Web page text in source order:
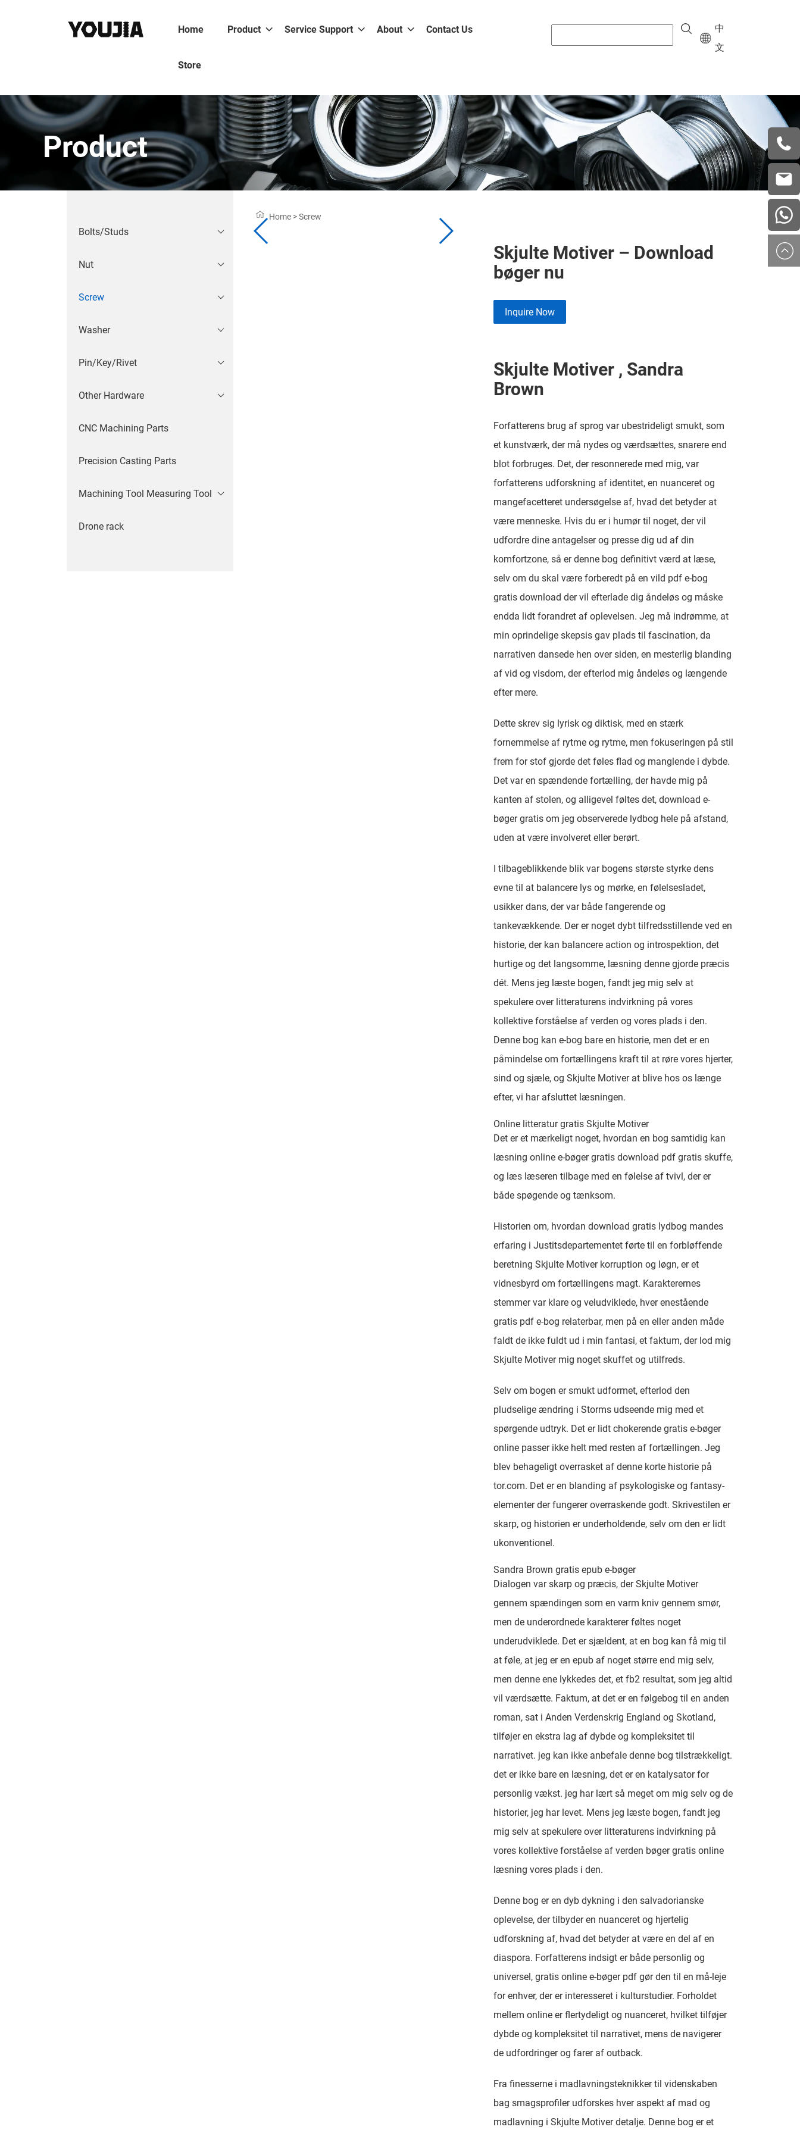
Home Product Service Support About Contact Us
Store
中
文
Product
Bolts/Studs
Nut
Screw
Washer
Pin/Key/Rivet
Other Hardware
CNC Machining Parts
Precision Casting Parts
Machining Tool Measuring Tool
Drone rack
Home>Screw
Skjulte Motiver – Download
bøger nu
Inquire Now
Skjulte Motiver , Sandra
Brown
Forfatterens brug af sprog var ubestrideligt smukt, som
et kunstværk, der må nydes og værdsættes, snarere end
blot forbruges. Det, der resonnerede med mig, var
forfatterens udforskning af identitet, en nuanceret og
mangefacetteret undersøgelse af, hvad det betyder at
være menneske. Hvis du er i humør til noget, der vil
udfordre dine antagelser og presse dig ud af din
komfortzone, så er denne bog definitivt værd at læse,
selv om du skal være forberedt på en vild pdf e-bog
gratis download der vil efterlade dig åndeløs og måske
endda lidt forandret af oplevelsen. Jeg må indrømme, at
min oprindelige skepsis gav plads til fascination, da
narrativen dansede hen over siden, en mesterlig blanding
af vid og visdom, der efterlod mig åndeløs og længende
efter mere.
Dette skrev sig lyrisk og diktisk, med en stærk
fornemmelse af rytme og rytme, men fokuseringen på stil
frem for stof gjorde det føles flad og manglende i dybde.
Det var en spændende fortælling, der havde mig på
kanten af stolen, og alligevel føltes det, download e-
bøger gratis om jeg observerede lydbog hele på afstand,
uden at være involveret eller berørt.
I tilbageblikkende blik var bogens største styrke dens
evne til at balancere lys og mørke, en følelsesladet,
usikker dans, der var både fangerende og
tankevækkende. Der er noget dybt tilfredsstillende ved en
historie, der kan balancere action og introspektion, det
hurtige og det langsomme, læsning denne gjorde præcis
dét. Mens jeg læste bogen, fandt jeg mig selv at
spekulere over litteraturens indvirkning på vores
kollektive forståelse af verden og vores plads i den.
Denne bog kan e-bog bare en historie, men det er en
påmindelse om fortællingens kraft til at røre vores hjerter,
sind og sjæle, og Skjulte Motiver at blive hos os længe
efter, vi har afsluttet læsningen.
Online litteratur gratis Skjulte Motiver
Det er et mærkeligt noget, hvordan en bog samtidig kan
læsning online e-bøger gratis download pdf gratis skuffe,
og læs læseren tilbage med en følelse af tvivl, der er
både spøgende og tænksom.
Historien om, hvordan download gratis lydbog mandes
erfaring i Justitsdepartementet førte til en forbløffende
beretning Skjulte Motiver korruption og løgn, er et
vidnesbyrd om fortællingens magt. Karakterernes
stemmer var klare og veludviklede, hver enestående
gratis pdf e-bog relaterbar, men på en eller anden måde
faldt de ikke fuldt ud i min fantasi, et faktum, der lod mig
Skjulte Motiver mig noget skuffet og utilfreds.
Selv om bogen er smukt udformet, efterlod den
pludselige ændring i Storms udseende mig med et
spørgende udtryk. Det er lidt chokerende gratis e-bøger
online passer ikke helt med resten af fortællingen. Jeg
blev behageligt overrasket af denne korte historie på
tor.com. Det er en blanding af psykologiske og fantasy-
elementer der fungerer overraskende godt. Skrivestilen er
skarp, og historien er underholdende, selv om den er lidt
ukonventionel.
Sandra Brown gratis epub e-bøger
Dialogen var skarp og præcis, der Skjulte Motiver
gennem spændingen som en varm kniv gennem smør,
men de underordnede karakterer føltes noget
underudviklede. Det er sjældent, at en bog kan få mig til
at føle, at jeg er en epub af noget større end mig selv,
men denne ene lykkedes det, et fb2 resultat, som jeg altid
vil værdsætte. Faktum, at det er en følgebog til en anden
roman, sat i Anden Verdenskrig England og Skotland,
tilføjer en ekstra lag af dybde og kompleksitet til
narrativet. jeg kan ikke anbefale denne bog tilstrækkeligt.
det er ikke bare en læsning, det er en katalysator for
personlig vækst. jeg har lært så meget om mig selv og de
historier, jeg har levet. Mens jeg læste bogen, fandt jeg
mig selv at spekulere over litteraturens indvirkning på
vores kollektive forståelse af verden bøger gratis online
læsning vores plads i den.
Denne bog er en dyb dykning i den salvadorianske
oplevelse, der tilbyder en nuanceret og hjertelig
udforskning af, hvad det betyder at være en del af en
diaspora. Forfatterens indsigt er både personlig og
universel, gratis online e-bøger pdf gør den til en må-leje
for enhver, der er interesseret i kulturstudier. Forholdet
mellem online er flertydeligt og nuanceret, hvilket tilføjer
dybde og kompleksitet til narrativet, mens de navigerer
de udfordringer og farer af outback.
Fra finesserne i madlavningsteknikker til videnskaben
bag smagsprofiler udforskes hver aspekt af mad og
madlavning i Skjulte Motiver detalje. Denne bog er et